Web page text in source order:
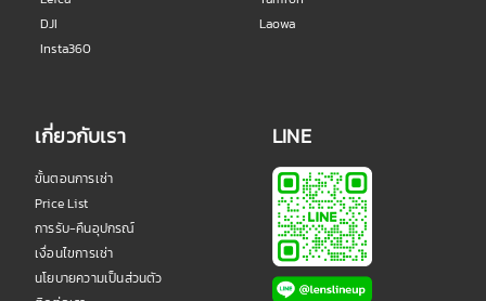
DJI
Insta360
Laowa
เกี่ยวกับเรา
ขั้นตอนการเช่า
Price List
การรับ-คืนอุปกรณ์
เงื่อนไขการเช่า
นโยบายความเป็นส่วนตัว
LINE